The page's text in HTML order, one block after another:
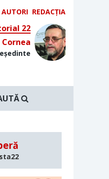
AUTORI REDACȚIA
22
Cornea